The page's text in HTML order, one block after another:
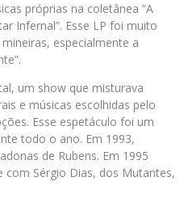
próprias na coletânea “A
Infernal”. Esse LP foi muito
especialmente a
um show que misturava
e músicas escolhidas pelo
Esse espetáculo foi um
todo o ano. Em 1993,
de Rubens. Em 1995
Sérgio Dias, dos Mutantes,